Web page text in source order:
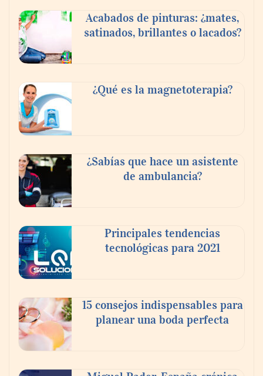
buscan proyectar talento mexicano y
fortalecer el turismo médico
En el Día de la Cerveza, Grupo Modelo
mundo elige para reunirse: 7 de cada 10 la
escogen
compromiso para el eclipse solar del 12 de
Acabados de pinturas: ¿mates,
satinados, brillantes o lacados?
¿Qué es la magnetoterapia?
¿Sabías que hace un asistente
de ambulancia?
Principales tendencias
tecnológicas para 2021
15 consejos indispensables para
planear una boda perfecta